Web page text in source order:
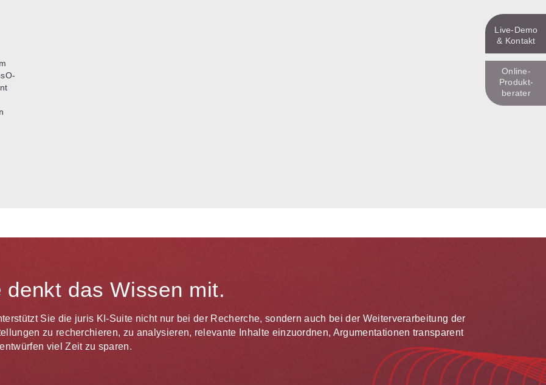
das Wissen mit.
Sie die juris KI-Suite nicht nur bei der Recherche, sondern auch bei der Weiterverarbeitung der
zu recherchieren, zu analysieren, relevante Inhalte einzuordnen, Argumentationen transparent
viel Zeit zu sparen.
Live‑Demo
& Kontakt
Online-
Produkt­
berater